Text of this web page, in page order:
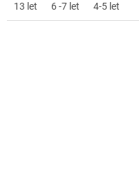
13 let 6 -7 let 4-5 let